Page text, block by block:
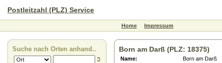
Postleitzahl (PLZ) Service
Home Impressum
Suche nach Orten anhand.. Born am Darß (PLZ: 18375)
Name:
Born am Darß